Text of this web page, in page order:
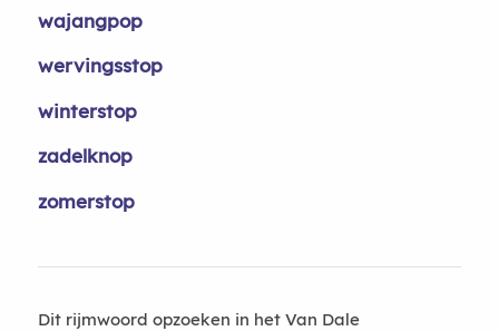
wajangpop
wervingsstop
winterstop
zadelknop
zomerstop
Dit rijmwoord opzoeken in het Van Dale